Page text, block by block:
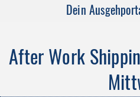
Dein
After Work